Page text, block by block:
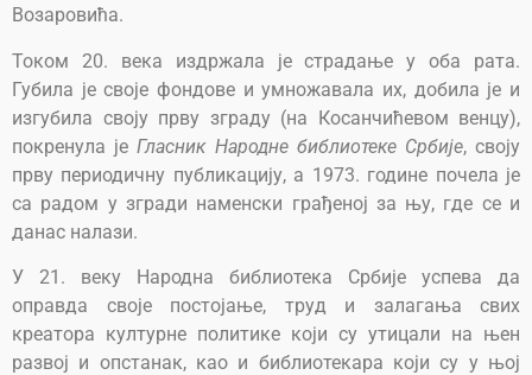
Возаровића.
Током 20. века издржала је страдање у оба рата.
Губила је своје фондове и умножавала их, добила је и
изгубила своју прву зграду (на Косанчићевом венцу),
покренула јеГласник Народне библиотеке Србије, своју
прву периодичну публикацију, а 1973. године почела је
са радом у згради наменски грађеној за њу, где се и
данас налази.
У 21. веку Народна библиотека Србије успева да
оправда своје постојање, труд и залагања свих
креатора културне политике који су утицали на њен
развој и опстанак, као и библиотекара који су у њој